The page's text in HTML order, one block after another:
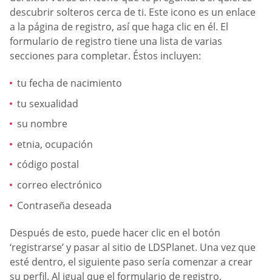
descubrir solteros cerca de ti. Este icono es un enlace
a la página de registro, así que haga clic en él. El
formulario de registro tiene una lista de varias
secciones para completar. Éstos incluyen:
tu fecha de nacimiento
tu sexualidad
su nombre
etnia, ocupación
código postal
correo electrónico
Contraseña deseada
Después de esto, puede hacer clic en el botón
‘registrarse’ y pasar al sitio de LDSPlanet. Una vez que
esté dentro, el siguiente paso sería comenzar a crear
su perfil. Al igual que el formulario de registro,